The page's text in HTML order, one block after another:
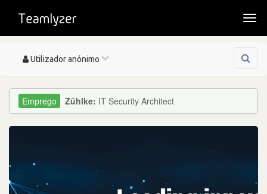
Toggle
Utilizador anónimo
Zühlke: IT Security Architect